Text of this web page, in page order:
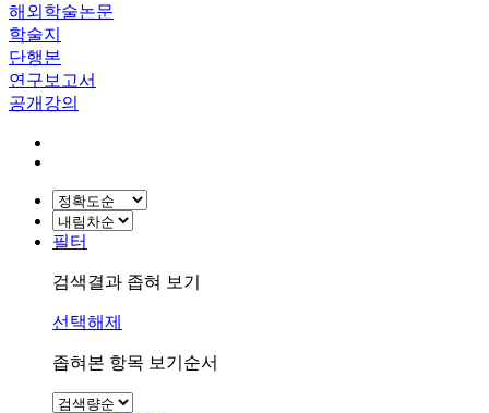
해외학술논문
학술지
단행본
연구보고서
공개강의
필터
검색결과 좁혀 보기
선택해제
좁혀본 항목 보기순서